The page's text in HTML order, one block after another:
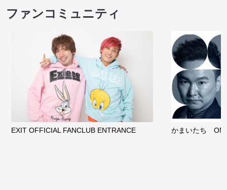
ファンコミュニティ
EXIT OFFICIAL FANCLUB ENTRANCE かまいたち